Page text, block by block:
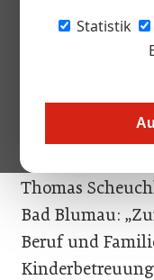
Statistik
Steiermark
Kategorie
Blumau
Maßnahmen
Thomas
Bad Blumau:
Beruf und